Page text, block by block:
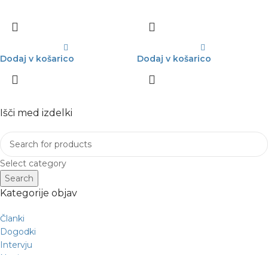
Dodaj v košarico Dodaj v košarico
Išči med izdelki
Select category
Search
Kategorije objav
Članki
Dogodki
Intervju